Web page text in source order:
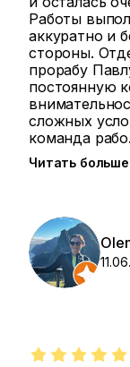
Работы
аккуратно и
стороны.
прорабу
постоянную
сложных
команда рабо
Читать больше